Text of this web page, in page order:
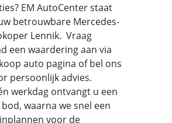
EM AutoCenter staat
betrouwbare Mercedes-
Lennik. Vraag
een waardering aan via
auto pagina of bel ons
persoonlijk advies.
werkdag ontvangt u een
waarna we snel een
voor de